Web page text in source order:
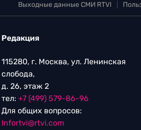
Выходные данные СМИ RTVI
Редакция
115280, г. Москва, ул. Ленинская
слобода,
д. 26, этаж 2
тел: +7 (499) 579-86-96
Для общих вопросов:
Infortvi@rtvi.com